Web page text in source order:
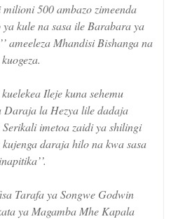
500 ambazo zimeenda
kule na sasa ile Barabara ya
ameeleza Mhandisi Bishanga na
kuogeza.
Ileje kuna sehemu
Daraja la Hezya lile dadaja
imetoa zaidi ya shilingi
daraja hilo na kwa sasa
Tarafa ya Songwe Godwin
ya Magamba Mhe Kapala